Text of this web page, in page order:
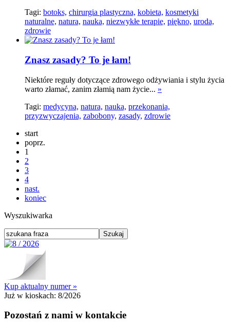
Tagi: botoks, chirurgia plastyczna, kobieta, kosmetyki
naturalne, natura, nauka, niezwykłe terapie, piękno, uroda,
zdrowie
Znasz zasady? To je łam!
Niektóre reguły dotyczące zdrowego odżywiania i stylu życia
warto złamać, zanim złamią nam życie... »
Tagi: medycyna, natura, nauka, przekonania,
przyzwyczajenia, zabobony, zasady, zdrowie
start
poprz.
1
2
3
4
nast.
koniec
Wyszukiwarka
Kup aktualny numer »
Już w kioskach: 8/2026
Pozostań z nami w kontakcie